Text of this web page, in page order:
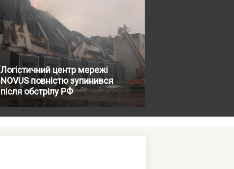
Логістичний центр мережі
NOVUS повністю зупинився
після обстрілу РФ